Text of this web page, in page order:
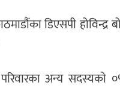
डिएसपी
अन्य सदस्यको